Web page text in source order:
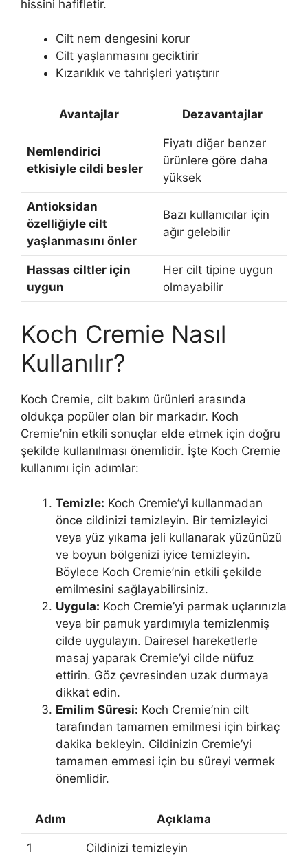
hissini hafifletir.
Cilt nem dengesini korur
Cilt yaşlanmasını geciktirir
Kızarıklık ve tahrişleri yatıştırır
Avantajlar Dezavantajlar
Nemlendirici
etkisiyle cildi besler
Fiyatı diğer benzer
ürünlere göre daha
yüksek
Antioksidan
özelliğiyle cilt
yaşlanmasını önler
Bazı kullanıcılar için
ağır gelebilir
Hassas ciltler için
uygun
Her cilt tipine uygun
olmayabilir
Koch Cremie Nasıl
Kullanılır?
Koch Cremie, cilt bakım ürünleri arasında
oldukça popüler olan bir markadır. Koch
Cremie’nin etkili sonuçlar elde etmek için doğru
şekilde kullanılması önemlidir. İşte Koch Cremie
kullanımı için adımlar:
Temizle: Koch Cremie’yi kullanmadan
önce cildinizi temizleyin. Bir temizleyici
veya yüz yıkama jeli kullanarak yüzünüzü
ve boyun bölgenizi iyice temizleyin.
Böylece Koch Cremie’nin etkili şekilde
emilmesini sağlayabilirsiniz.
Uygula: Koch Cremie’yi parmak uçlarınızla
veya bir pamuk yardımıyla temizlenmiş
cilde uygulayın. Dairesel hareketlerle
masaj yaparak Cremie’yi cilde nüfuz
ettirin. Göz çevresinden uzak durmaya
dikkat edin.
Emilim Süresi: Koch Cremie’nin cilt
tarafından tamamen emilmesi için birkaç
dakika bekleyin. Cildinizin Cremie’yi
tamamen emmesi için bu süreyi vermek
önemlidir.
Adım Açıklama
1 Cildinizi temizleyin